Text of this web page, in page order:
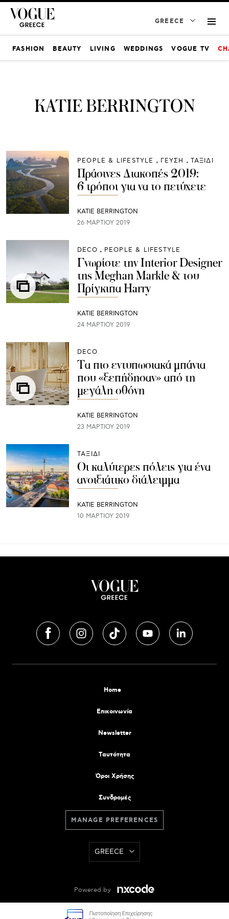
GREECE
FASHION BEAUTY LIVING WEDDINGS VOGUE TV
KATIE BERRINGTON
PEOPLE & LIFESTYLE ΓΕΥΣΗ ΤΑΞΙΔΙ
Πράσινες Διακοπές 2019:
6 τρόποι για να το πετύχετε
KATIE BERRINGTON
26 ΜΑΡΤΊΟΥ 2019
DECO PEOPLE & LIFESTYLE
Γνωρίστε την Interior Designer
της Meghan Markle & του
Πρίγκιπα Harry
KATIE BERRINGTON
24 ΜΑΡΤΊΟΥ 2019
DECO
Τα πιο εντυπωσιακά μπάνια
που «ξεπήδησαν» από τη
μεγάλη οθόνη
KATIE BERRINGTON
23 ΜΑΡΤΊΟΥ 2019
ΤΑΞΙΔΙ
Οι καλύτερες πόλεις για ένα
ανοιξιάτικο διάλειμμα
KATIE BERRINGTON
10 ΜΑΡΤΊΟΥ 2019
Home
Επικοινωνία
Newsletter
Tαυτότητα
Όροι Χρήσης
Συνδρομές
MANAGE PREFERENCES
GREECE
Powered by